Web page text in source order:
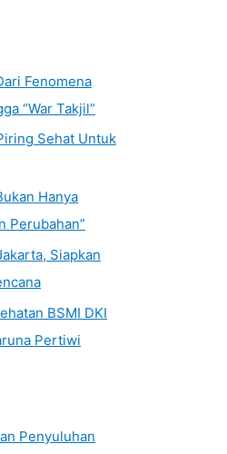
Fenomena
“War Takjil”
Sehat Untuk
Hanya
Perubahan”
Siapkan
BSMI DKI
Pertiwi
Penyuluhan